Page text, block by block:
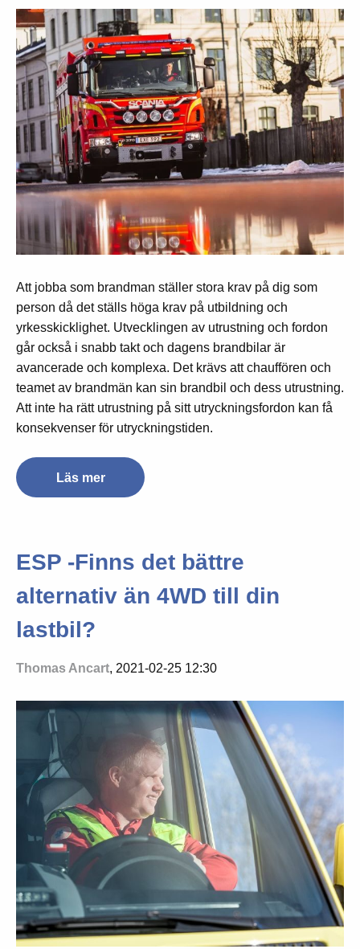
Att jobba som brandman ställer stora krav på dig som
person då det ställs höga krav på utbildning och
yrkesskicklighet. Utvecklingen av utrustning och fordon
går också i snabb takt och dagens brandbilar är
avancerade och komplexa. Det krävs att chauffören och
teamet av brandmän kan sin brandbil och dess utrustning.
Att inte ha rätt utrustning på sitt utryckningsfordon kan få
konsekvenser för utryckningstiden.
Läs mer
ESP -Finns det bättre
alternativ än 4WD till din
lastbil?
Thomas Ancart, 2021-02-25 12:30